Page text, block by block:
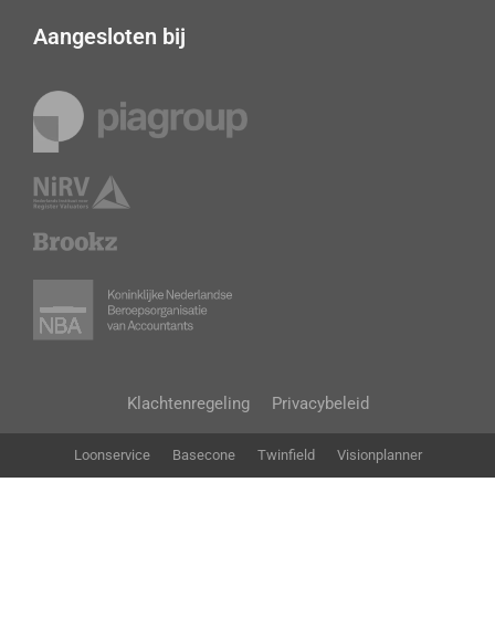
Aangesloten bij
Klachtenregeling Privacybeleid
Loonservice Basecone Twinfield Visionplanner